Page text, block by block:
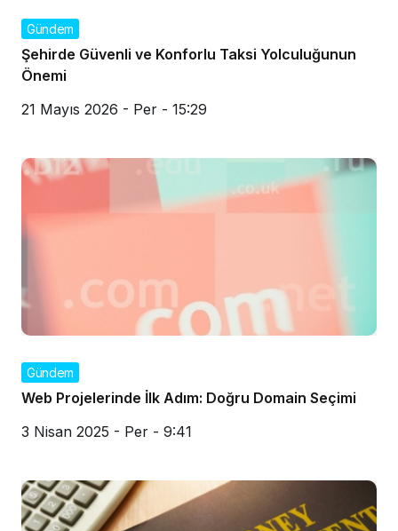
Gündem
Şehirde Güvenli ve Konforlu Taksi Yolculuğunun
Önemi
21 Mayıs 2026 - Per - 15:29
Gündem
Web Projelerinde İlk Adım: Doğru Domain Seçimi
3 Nisan 2025 - Per - 9:41